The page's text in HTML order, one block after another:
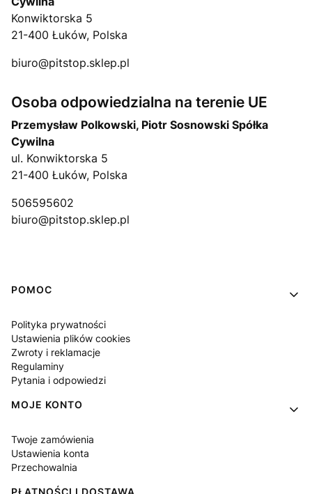
Konwiktorska 5
21-400 Łuków, Polska
biuro@pitstop.sklep.pl
Osoba odpowiedzialna na terenie UE
Przemysław Polkowski, Piotr Sosnowski Spółka
Cywilna
ul. Konwiktorska 5
21-400 Łuków, Polska
506595602
biuro@pitstop.sklep.pl
Linki w stopce
POMOC
Polityka prywatności
Ustawienia plików cookies
Zwroty i reklamacje
Regulaminy
Pytania i odpowiedzi
MOJE KONTO
Twoje zamówienia
Ustawienia konta
Przechowalnia
PŁATNOŚCI I DOSTAWA